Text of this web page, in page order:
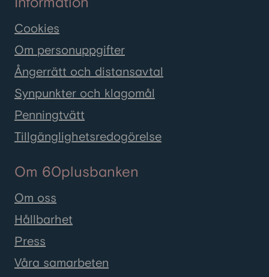
Cookies
Om personuppgifter
Ångerrätt och distansavtal
Synpunkter och klagomål
Penningtvätt
Tillgänglighetsredogörelse
Om 60plusbanken
Om oss
Hållbarhet
Press
Våra samarbeten